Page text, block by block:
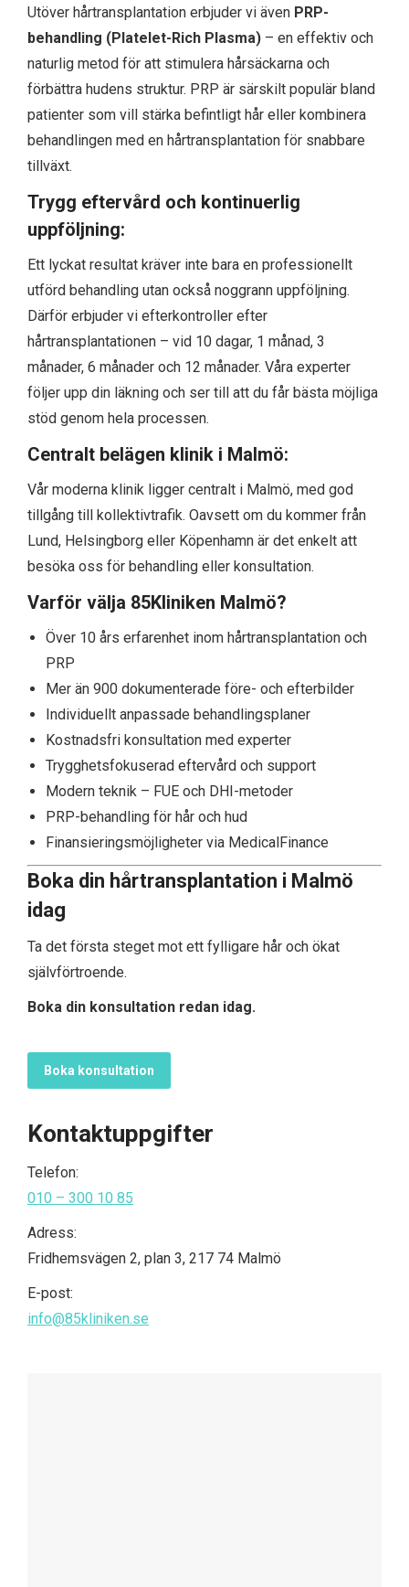
Utöver hårtransplantation erbjuder vi även PRP-
behandling (Platelet-Rich Plasma) – en effektiv och
naturlig metod för att stimulera hårsäckarna och
förbättra hudens struktur. PRP är särskilt populär bland
patienter som vill stärka befintligt hår eller kombinera
behandlingen med en hårtransplantation för snabbare
tillväxt.
Trygg eftervård och kontinuerlig
uppföljning:
Ett lyckat resultat kräver inte bara en professionellt
utförd behandling utan också noggrann uppföljning.
Därför erbjuder vi efterkontroller efter
hårtransplantationen – vid 10 dagar, 1 månad, 3
månader, 6 månader och 12 månader. Våra experter
följer upp din läkning och ser till att du får bästa möjliga
stöd genom hela processen.
Centralt belägen klinik i Malmö:
Vår moderna klinik ligger centralt i Malmö, med god
tillgång till kollektivtrafik. Oavsett om du kommer från
Lund, Helsingborg eller Köpenhamn är det enkelt att
besöka oss för behandling eller konsultation.
Varför välja 85Kliniken Malmö?
Över 10 års erfarenhet inom hårtransplantation och
PRP
Mer än 900 dokumenterade före- och efterbilder
Individuellt anpassade behandlingsplaner
Kostnadsfri konsultation med experter
Trygghetsfokuserad eftervård och support
Modern teknik – FUE och DHI-metoder
PRP-behandling för hår och hud
Finansieringsmöjligheter via MedicalFinance
Boka din hårtransplantation i Malmö
idag
Ta det första steget mot ett fylligare hår och ökat
självförtroende.
Boka din konsultation redan idag.
Boka konsultation
Kontaktuppgifter
Telefon:
010 – 300 10 85
Adress:
Fridhemsvägen 2, plan 3, 217 74 Malmö
E-post:
info@85kliniken.se